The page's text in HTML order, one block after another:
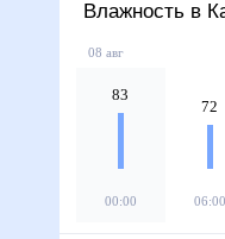
Влажность в
08 авг
83
00:00
72
06:00